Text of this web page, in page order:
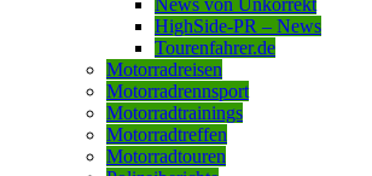
HighSide-PR – News
Tourenfahrer.de
Motorradreisen
Motorradrennsport
Motorradtrainings
Motorradtreffen
Motorradtouren